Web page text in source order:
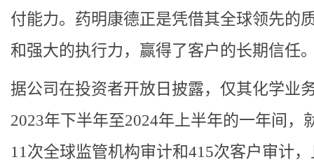
付能力。药明康德正是凭借其全球领先的
和强大的执行力，赢得了客户的长期信任
据公司在投资者开放日披露，仅其化学业
2023年下半年至2024年上半年的一年间，
11次全球监管机构审计和415次客户审计